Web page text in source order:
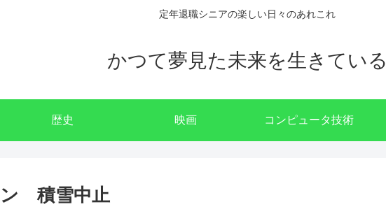
定年退職シニアの楽しい日々のあれこれ
かつて夢見た未来を生きている
歴史 映画 コンピュータ技術
ン 積雪中止